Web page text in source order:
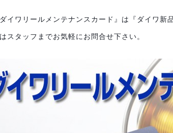
イワリールメンテナンスカード』は『ダイワ新
スタッフまでお気軽にお問合せ下さい。